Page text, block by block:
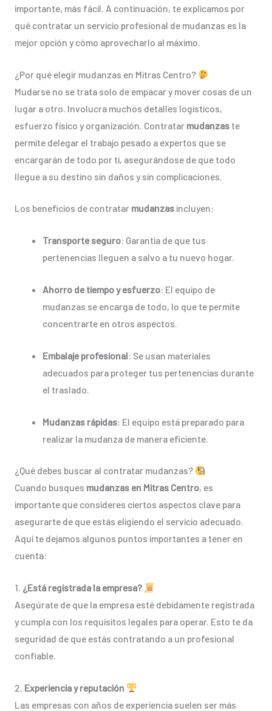
importante, más fácil. A continuación, te explicamos por
qué contratar un servicio profesional de mudanzas es la
mejor opción y cómo aprovecharlo al máximo.
¿Por qué elegir mudanzas en Mitras Centro?
Mudarse no se trata solo de empacar y mover cosas de un
lugar a otro. Involucra muchos detalles logísticos,
esfuerzo físico y organización. Contratar mudanzaste
permite delegar el trabajo pesado a expertos que se
encargarán de todo por ti, asegurándose de que todo
llegue a su destino sin daños y sin complicaciones.
Los beneficios de contratar mudanzasincluyen:
Transporte seguro: Garantía de que tus
pertenencias lleguen a salvo a tu nuevo hogar.
Ahorro de tiempo y esfuerzo: El equipo de
mudanzas se encarga de todo, lo que te permite
concentrarte en otros aspectos.
Embalaje profesional: Se usan materiales
adecuados para proteger tus pertenencias durante
el traslado.
Mudanzas rápidas: El equipo está preparado para
realizar la mudanza de manera eficiente.
¿Qué debes buscar al contratar mudanzas?
Cuando busques mudanzas en Mitras Centro, es
importante que consideres ciertos aspectos clave para
asegurarte de que estás eligiendo el servicio adecuado.
Aquí te dejamos algunos puntos importantes a tener en
cuenta:
1. ¿Está registrada la empresa?
Asegúrate de que la empresa esté debidamente registrada
y cumpla con los requisitos legales para operar. Esto te da
seguridad de que estás contratando a un profesional
confiable.
2. Experiencia y reputación
Las empresas con años de experiencia suelen ser más